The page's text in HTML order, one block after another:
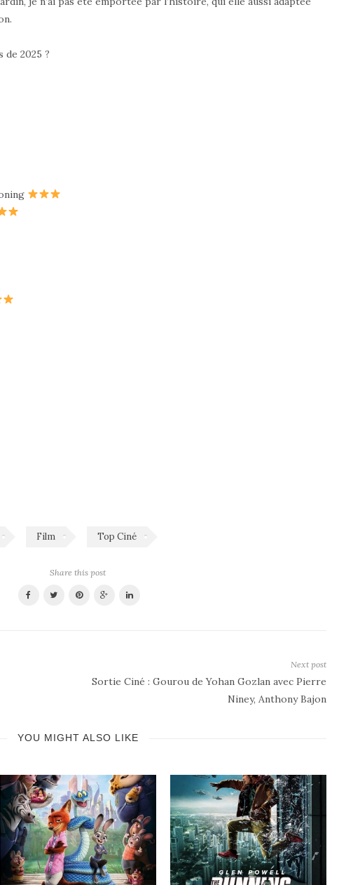
2025 ?
Film Top Ciné
Share this post
Next post
Sortie Ciné : Gourou de Yohan Gozlan avec Pierre
Niney, Anthony Bajon
YOU MIGHT ALSO LIKE